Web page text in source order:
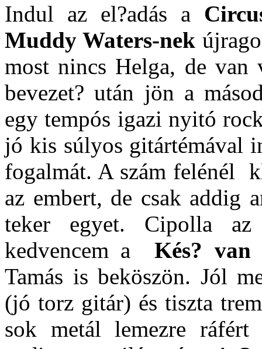
Indul az el?adás a
Muddy Waters-nek
most nincs Helga, de van
bevezet? után jön a
egy tempós igazi nyitó
jó kis súlyos gitártémával
fogalmát. A szám felénél
az embert, de csak addig
teker egyet. Cipolla az
kedvencem aKés?
Tamás is beköszön. Jól
(jó torz gitár) és tiszta
sok metál lemezre